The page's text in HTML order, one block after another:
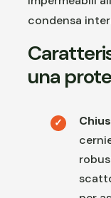
condensa
una